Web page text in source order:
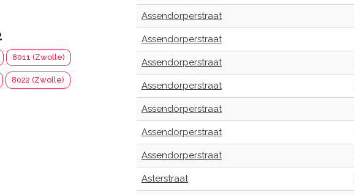
8011 (Zwolle)
8022 (Zwolle)
Assendorperstraat
Assendorperstraat
Assendorperstraat
Assendorperstraat
Assendorperstraat
Assendorperstraat
Assendorperstraat
Asterstraat